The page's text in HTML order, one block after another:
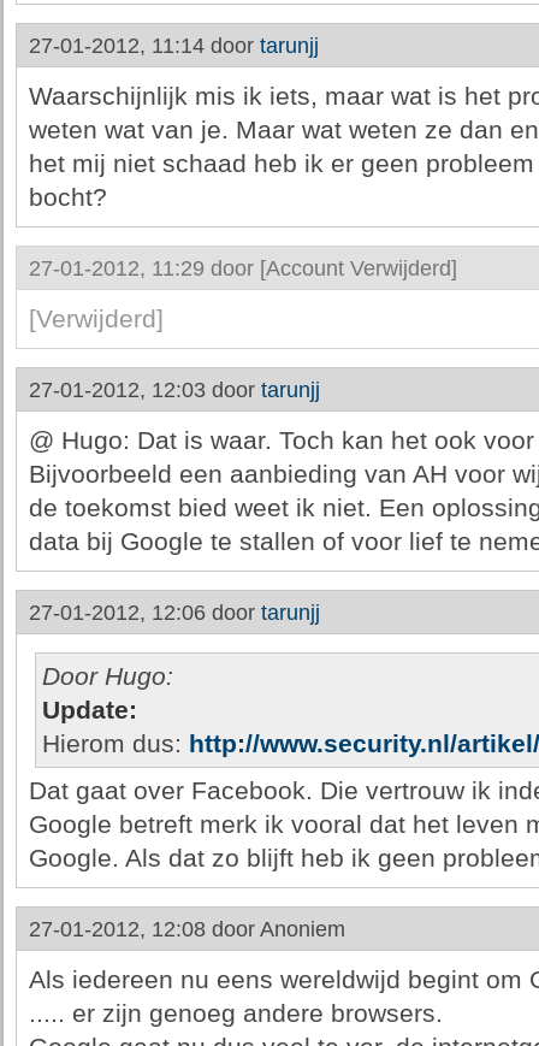
27-01-2012, 11:14 door tarunjj
Waarschijnlijk mis ik iets, maar wat is het
weten wat van je. Maar wat weten ze dan
het mij niet schaad heb ik er geen
bocht?
27-01-2012, 11:29 door [Account Verwijderd]
[Verwijderd]
27-01-2012, 12:03 door tarunjj
@ Hugo: Dat is waar. Toch kan het ook
Bijvoorbeeld een aanbieding van AH voor
de toekomst bied weet ik niet. Een
data bij Google te stallen of voor lief te
27-01-2012, 12:06 door tarunjj
Door Hugo:
Update:
Hierom dus: http://www.security.nl/
Dat gaat over Facebook. Die vertrouw ik
Google betreft merk ik vooral dat het leven
Google. Als dat zo blijft heb ik geen
27-01-2012, 12:08 door Anoniem
Als iedereen nu eens wereldwijd begint om
..... er zijn genoeg andere browsers.